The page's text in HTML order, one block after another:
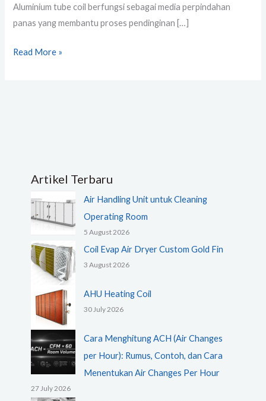
Aluminium tube coil berfungsi sebagai media perpindahan
panas yang membantu proses pendinginan […]
Read More »
Artikel Terbaru
Air Handling Unit untuk Cleaning
Operating Room
5 August 2026
Coil Evap Air Dryer Custom Gold Fin
3 August 2026
AHU Heating Coil
30 July 2026
Cara Menghitung ACH (Air Changes
per Hour): Rumus, Contoh, dan Cara
Menentukan Air Changes Per Hour
27 July 2026